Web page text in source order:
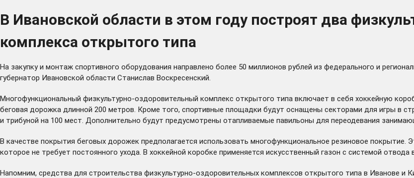
В Ивановской области в этом году построят два
комплекса открытого типа
На закупку и монтаж спортивного оборудования направлено более 50 миллионов рублей из федерального и
губернатор Ивановской области Станислав Воскресенский.
Многофункциональный физкультурно-оздоровительный комплекс открытого типа включает в себя хоккейную
беговая дорожка длинной 200 метров. Кроме того, спортивные площадки будут оснащены секторами для игры в
и трибуной на 100 мест. Дополнительно будут предусмотрены отапливаемые павильоны для переодевания
В качестве покрытия беговых дорожек предполагается использовать многофункциональное резиновое покрытие.
которое не требует постоянного ухода. В хоккейной коробке применяется искусственный газон с системой отвода
Напомним, средства для строительства физкультурно-оздоровительных комплексов открытого типа в Иванове